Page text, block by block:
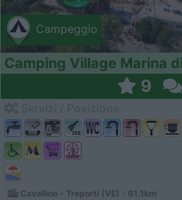
Campeggio
Camping Village Marina
9
Cavallino - Treporti (VE) - 61.1km